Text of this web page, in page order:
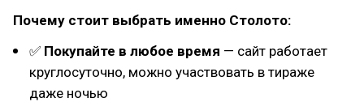
Почему стоит выбрать именно Столото:
✅ Покупайте в любое время — сайт работает
круглосуточно, можно участвовать в тираже
даже ночью